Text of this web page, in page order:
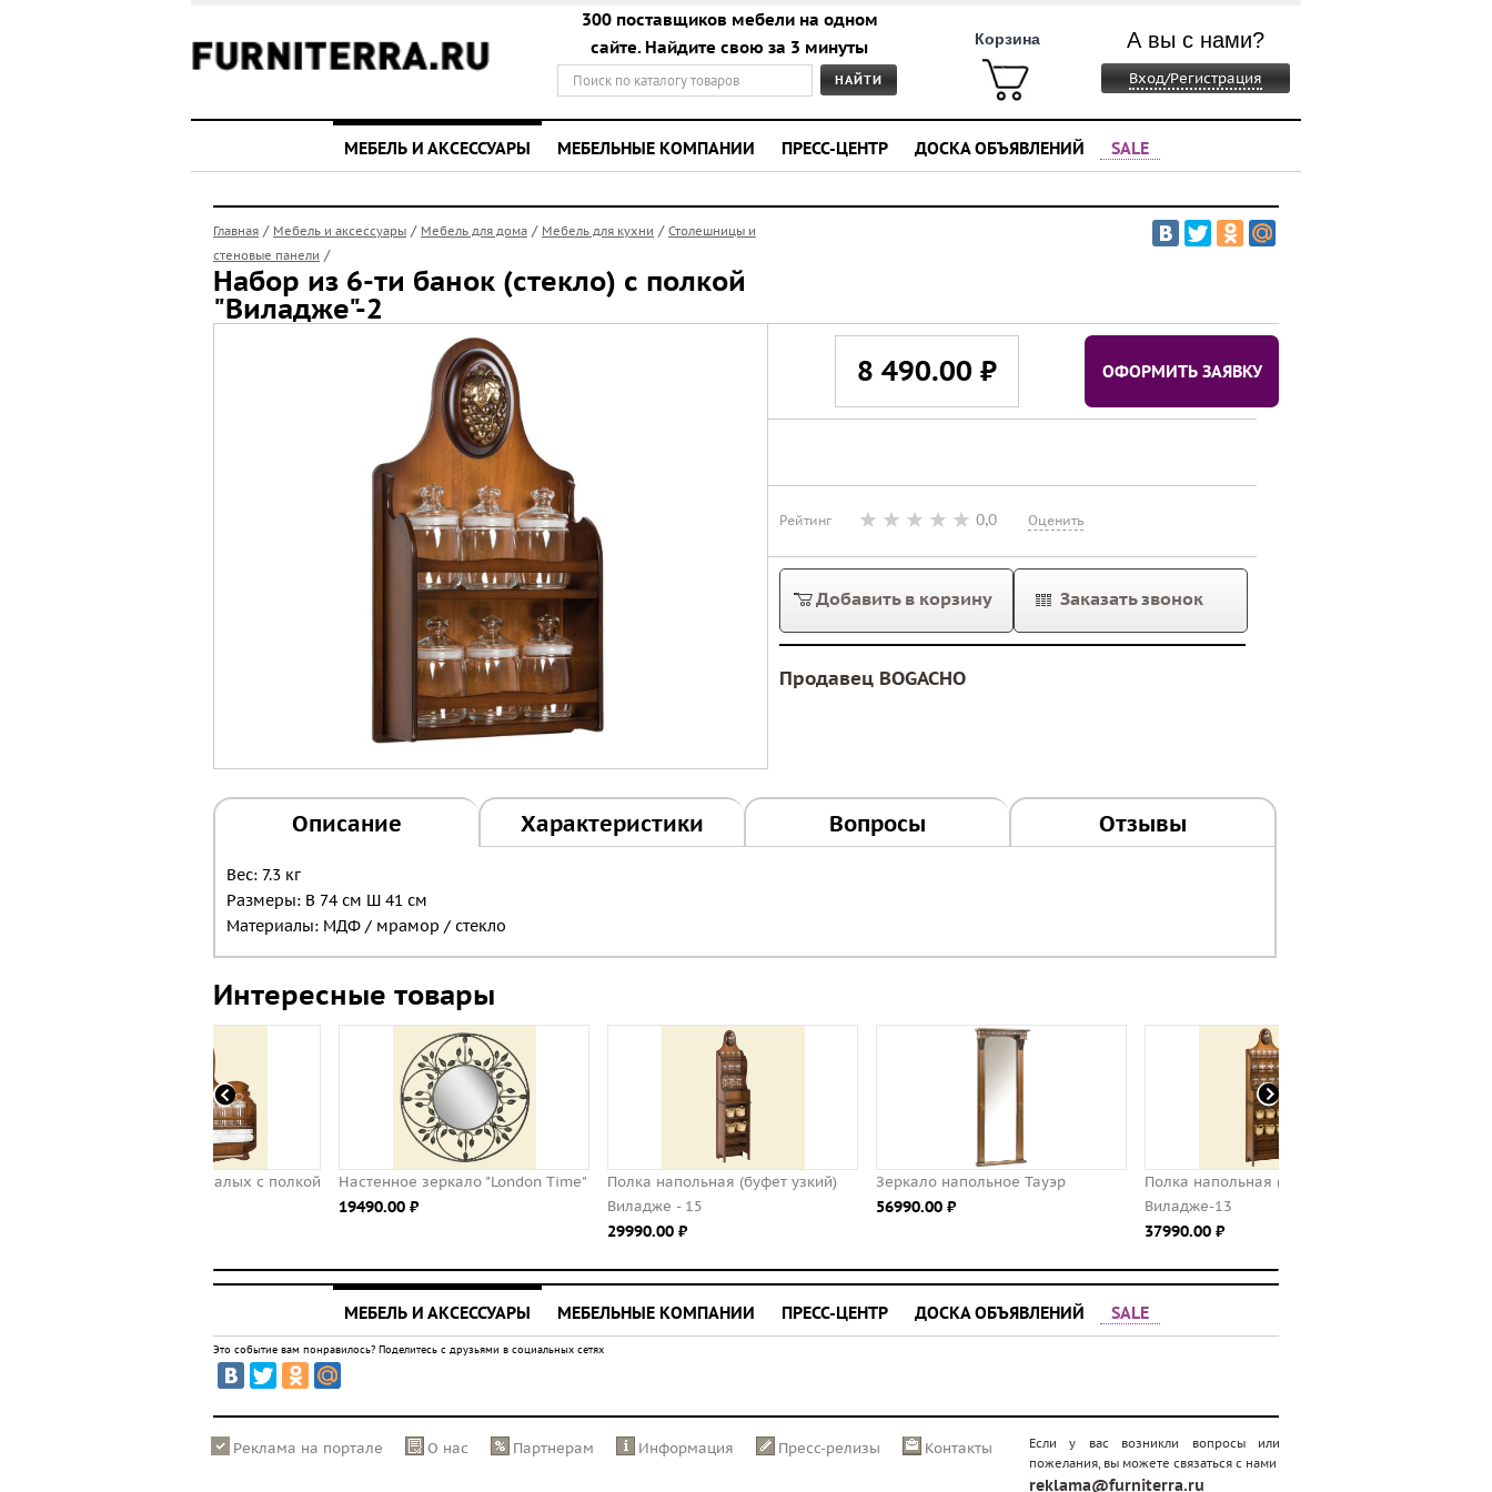
300 поставщиков мебели на одном
сайте. Найдите свою за 3 минуты
Корзина А вы с нами?
Вход/Регистрация
МЕБЕЛЬ И АКСЕССУАРЫ МЕБЕЛЬНЫЕ КОМПАНИИ ПРЕСС-ЦЕНТР ДОСКА ОБЪЯВЛЕНИЙ SALE
Главная / Мебель и аксессуары / Мебель для дома / Мебель для кухни / Столешницы и
стеновые панели /
Набор из 6-ти банок (стекло) с полкой
"Виладже"-2
8 490.00 ⃏
ОФОРМИТЬ ЗАЯВКУ
Рейтинг 0,0 Оценить
Добавить в корзину Заказать звонок
Продавец BOGACHO
Описание Характеристики Вопросы Отзывы
Вес: 7.3 кг
Размеры: В 74 см Ш 41 см
Материалы: МДФ / мрамор / стекло
Интересные товары
Настенное зеркало "London Time"
Полка напольная (буфет узкий)
Зеркало напольное Тауэр
Полка напольная (буфет)
МЕБЕЛЬ И АКСЕССУАРЫ МЕБЕЛЬНЫЕ КОМПАНИИ ПРЕСС-ЦЕНТР ДОСКА ОБЪЯВЛЕНИЙ SALE
Это событие вам понравилось? Поделитесь с друзьями в социальных сетях
Реклама на портале О нас Партнерам Информация Пресс-релизы Контакты
Если у вас возникли вопросы или
пожелания, вы можете связаться с нами
reklama@furniterra.ru